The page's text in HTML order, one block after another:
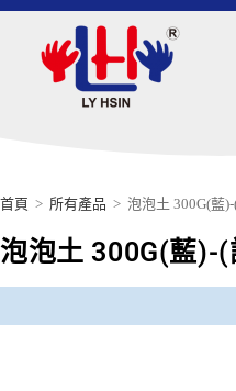
首頁 > 所有產品 > 泡泡土 300G(藍
泡泡土 300G(藍)-